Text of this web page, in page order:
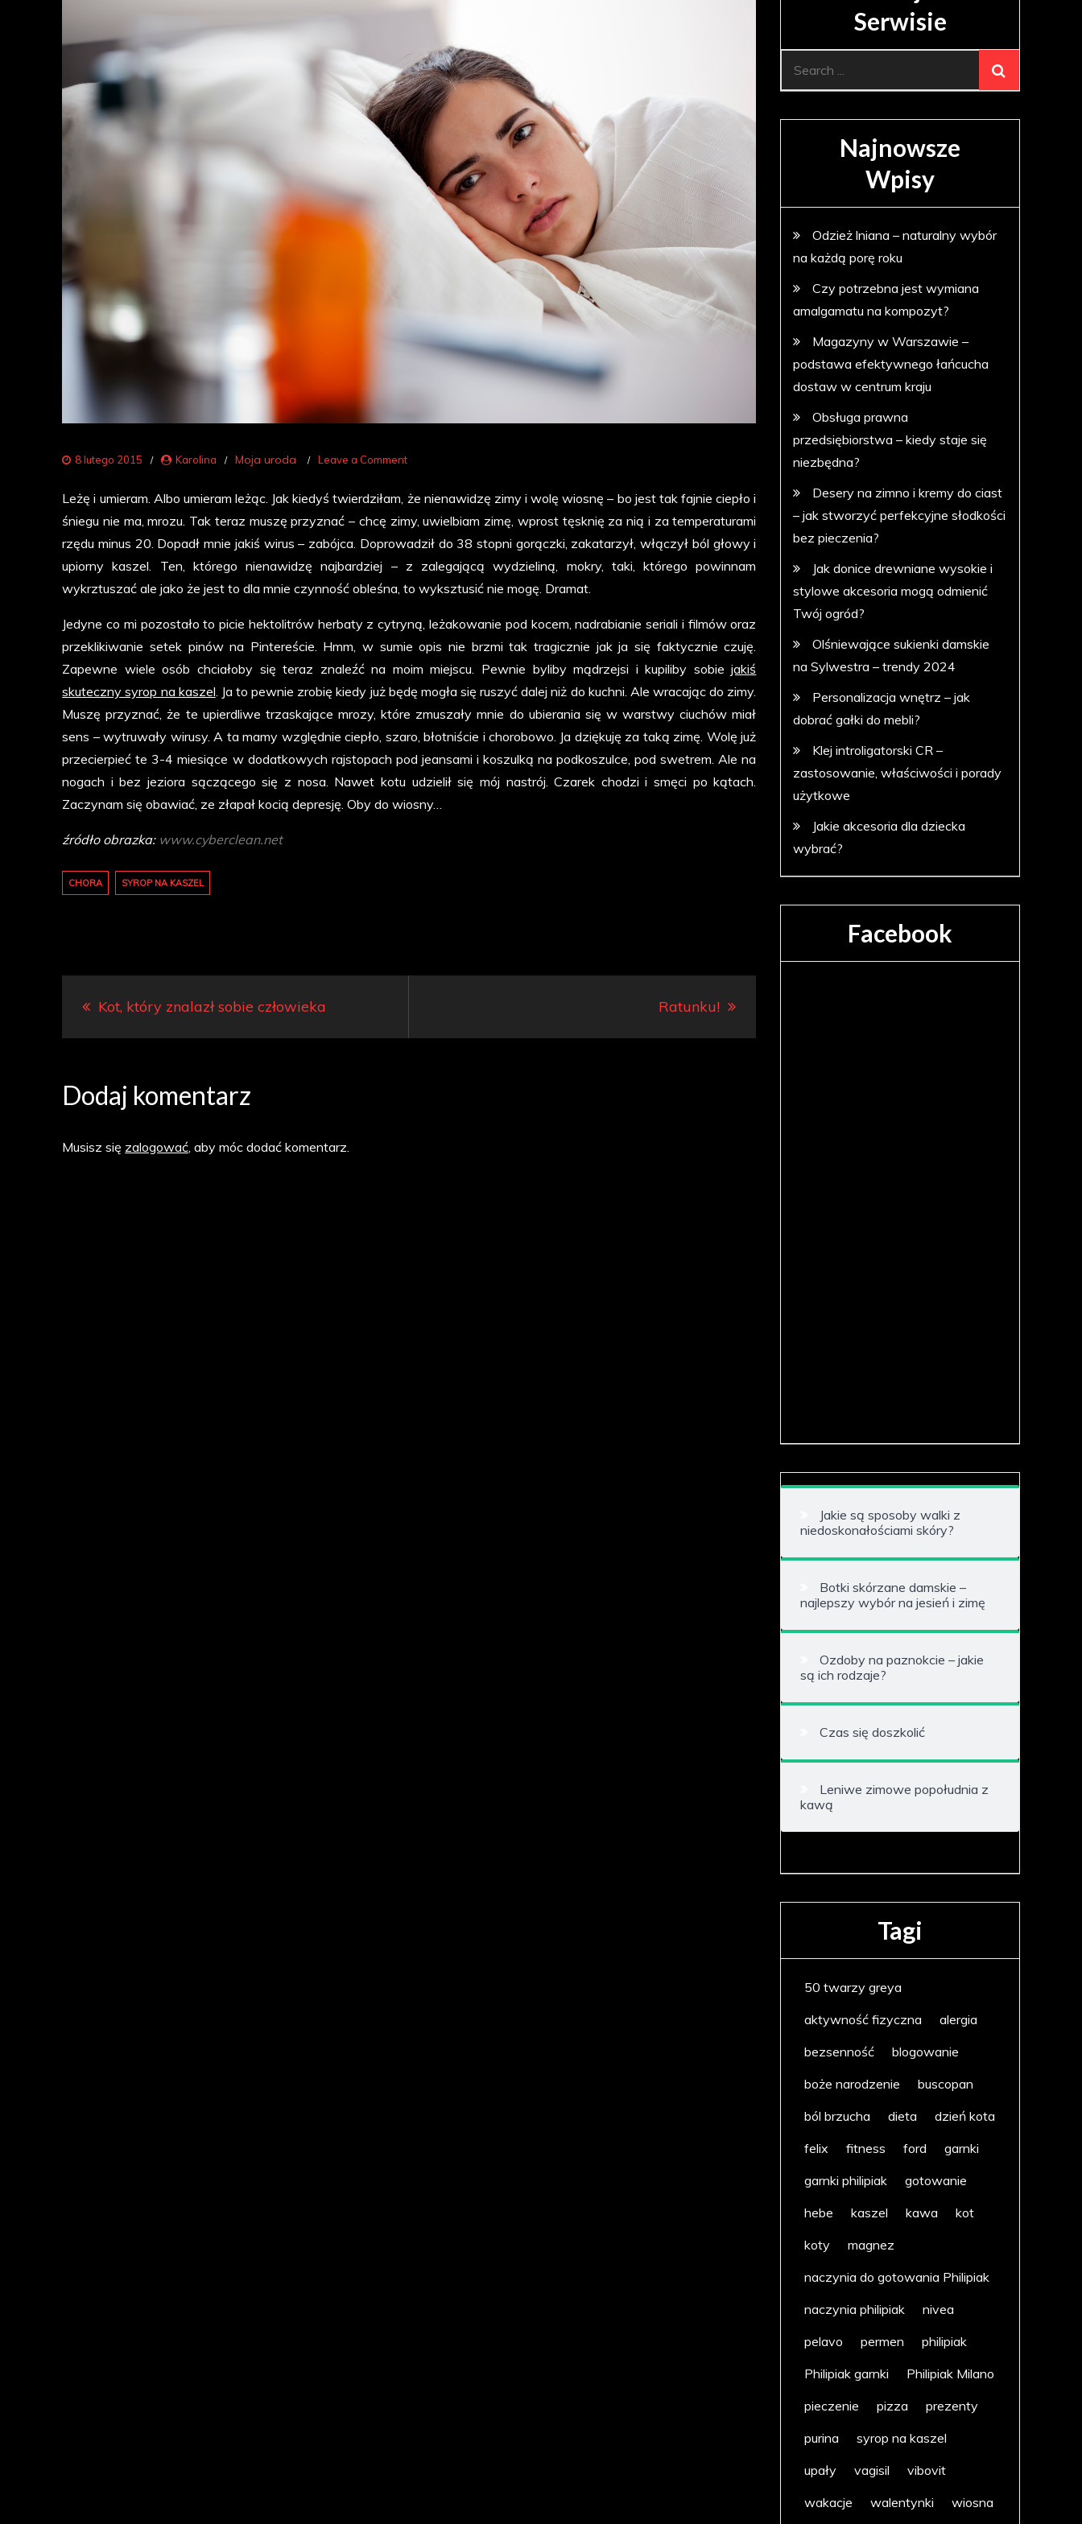
8 lutego 2015 Karolina Moja uroda Leave a Commenton
mnie!
Leżę i umieram. Albo umieram leżąc. Jak kiedyś twierdziłam, że nienawidzę zimy i wolę wiosnę – bo jest tak fajnie ciepło i
śniegu nie ma, mrozu. Tak teraz muszę przyznać – chcę zimy, uwielbiam zimę, wprost tęsknię za nią i za temperaturami
rzędu minus 20. Dopadł mnie jakiś wirus – zabójca. Doprowadził do 38 stopni gorączki, zakatarzył, włączył ból głowy i
upiorny kaszel. Ten, którego nienawidzę najbardziej – z zalegającą wydzieliną, mokry, taki, którego powinnam
wykrztuszać ale jako że jest to dla mnie czynność obleśna, to wyksztusić nie mogę. Dramat.
Jedyne co mi pozostało to picie hektolitrów herbaty z cytryną, leżakowanie pod kocem, nadrabianie seriali i filmów oraz
przeklikiwanie setek pinów na Pintereście. Hmm, w sumie opis nie brzmi tak tragicznie jak ja się faktycznie czuję.
Zapewne wiele osób chciałoby się teraz znaleźć na moim miejscu. Pewnie byliby mądrzejsi i kupiliby sobiejakiś
skuteczny syrop na kaszel. Ja to pewnie zrobię kiedy już będę mogła się ruszyć dalej niż do kuchni. Ale wracając do zimy.
Muszę przyznać, że te upierdliwe trzaskające mrozy, które zmuszały mnie do ubierania się w warstwy ciuchów miał
sens – wytruwały wirusy. A ta mamy względnie ciepło, szaro, błotniście i chorobowo. Ja dziękuję za taką zimę. Wolę już
przecierpieć te 3-4 miesiące w dodatkowych rajstopach pod jeansami i koszulką na podkoszulce, pod swetrem. Ale na
nogach i bez jeziora sączącego się z nosa. Nawet kotu udzielił się mój nastrój. Czarek chodzi i smęci po kątach.
Zaczynam się obawiać, ze złapał kocią depresję. Oby do wiosny…
źródło obrazka: www.cyberclean.net
CHORA SYROP NA KASZEL
Nawigacja
wpisu
Kot, który znalazł sobie człowieka Ratunku!
Dodaj komentarz
Musisz się zalogować, aby móc dodać komentarz.
Serwisie
Najnowsze
Wpisy
Odzież lniana – naturalny wybór
na każdą porę roku
Czy potrzebna jest wymiana
amalgamatu na kompozyt?
Magazyny w Warszawie –
podstawa efektywnego łańcucha
dostaw w centrum kraju
Obsługa prawna
przedsiębiorstwa – kiedy staje się
niezbędna?
Desery na zimno i kremy do ciast
– jak stworzyć perfekcyjne słodkości
bez pieczenia?
Jak donice drewniane wysokie i
stylowe akcesoria mogą odmienić
Twój ogród?
Olśniewające sukienki damskie
na Sylwestra – trendy 2024
Personalizacja wnętrz – jak
dobrać gałki do mebli?
Klej introligatorski CR –
zastosowanie, właściwości i porady
użytkowe
Jakie akcesoria dla dziecka
wybrać?
Facebook
Jakie są sposoby walki z
niedoskonałościami skóry?
Botki skórzane damskie –
najlepszy wybór na jesień i zimę
Ozdoby na paznokcie – jakie
są ich rodzaje?
Czas się doszkolić
Leniwe zimowe popołudnia z
kawą
Tagi
50 twarzy greya
aktywność fizyczna
alergia
bezsenność
blogowanie
boże narodzenie
buscopan
ból brzucha
dieta
dzień kota
felix
fitness ford
garnki
garnki philipiak
gotowanie
hebe
kaszel kawa
kot
koty
magnez
naczynia do gotowania Philipiak
naczynia philipiak
nivea
pelavo
permen
philipiak
Philipiak garnki
Philipiak Milano
pieczenie
pizza
prezenty
purina
syrop na kaszel
upały
vagisil
vibovit
wakacje
walentynki wiosna